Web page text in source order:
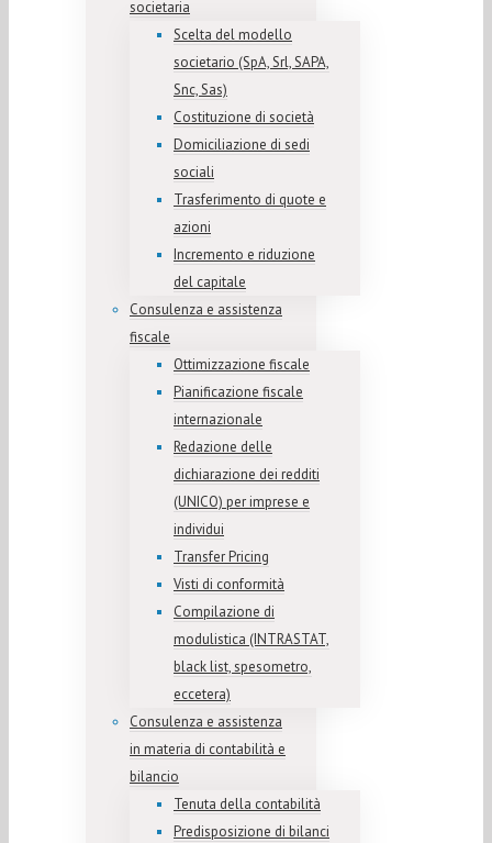
societaria
Scelta del modello
societario (SpA, Srl, SAPA,
Snc, Sas)
Costituzione di società
Domiciliazione di sedi
sociali
Trasferimento di quote e
azioni
Incremento e riduzione
del capitale
Consulenza e assistenza
fiscale
Ottimizzazione fiscale
Pianificazione fiscale
internazionale
Redazione delle
dichiarazione dei redditi
(UNICO) per imprese e
individui
Transfer Pricing
Visti di conformità
Compilazione di
modulistica (INTRASTAT,
black list, spesometro,
eccetera)
Consulenza e assistenza
in materia di contabilità e
bilancio
Tenuta della contabilità
Predisposizione di bilanci